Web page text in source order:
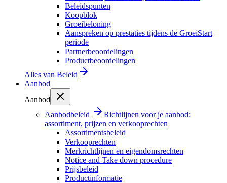
Beleidspunten
Koopblok
Groeibeloning
Aanspreken op prestaties tijdens de GroeiStart
periode
Partnerbeoordelingen
Productbeoordelingen
Alles van Beleid
Aanbod
Aanbod
Aanbodbeleid
Richtlijnen voor je aanbod:
assortiment, prijzen en verkooprechten
Assortimentsbeleid
Verkooprechten
Merkrichtlijnen en eigendomsrechten
Notice and Take down procedure
Prijsbeleid
Productinformatie